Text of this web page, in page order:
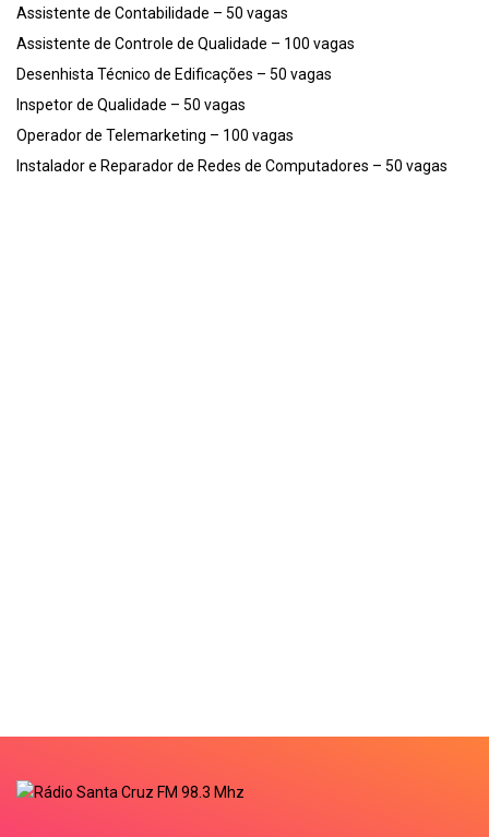
Assistente de Contabilidade – 50 vagas
Assistente de Controle de Qualidade – 100 vagas
Desenhista Técnico de Edificações – 50 vagas
Inspetor de Qualidade – 50 vagas
Operador de Telemarketing – 100 vagas
Instalador e Reparador de Redes de Computadores – 50 vagas